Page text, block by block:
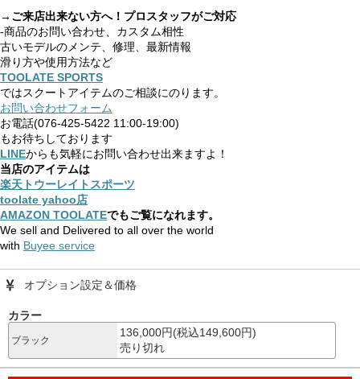
→ご来店出来ない方へ！プロスタッフがご対応
-商品のお問い合わせ、カスタム相性
古いモデルのメンテ、修理、最新情報
滑り方や使用方法など
TOOLATE SPORTS
ではスクートアイテムのご相談にのります。
お問い合わせフォーム
お電話(076-425-5422 11:00-19:00)
もお待ちしております
LINEからも気軽にお問い合わせ出来ますよ！
当店のアイテムは
楽天トウーレイトスポーツ
toolate yahoo店
AMAZON TOOLATEでもご覧になれます。
We sell and Delivered to all over the world
with Buyee service
オプション設定＆価格
カラー
ブラック
136,000円(税込149,600円)
売り切れ